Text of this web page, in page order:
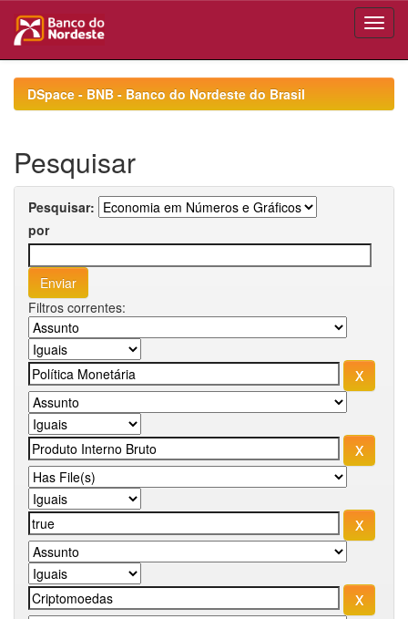
navigationDSpace - BNB - Banco do Nordeste do Brasil
Pesquisar
Pesquisar:
por
Filtros correntes: